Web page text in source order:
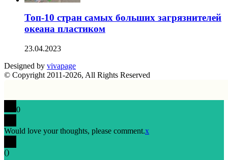
Топ-10 стран самых больших загрязнителей
океана пластиком
23.04.2023
Designed by vivapage
© Copyright 2011-2026, All Rights Reserved
0
Would love your thoughts, please comment.x
()